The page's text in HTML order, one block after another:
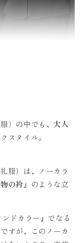
）の中でも、大人
スタイル。
服）は、ノーカラ
物の衿』 のような立
ドカラー』でなる
すが、このノーカ